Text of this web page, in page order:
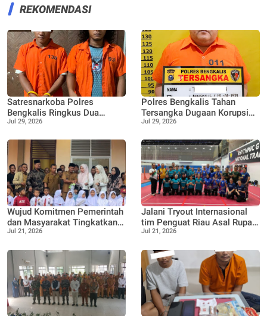
REKOMENDASI
Satresnarkoba Polres
Bengkalis Ringkus Dua
Terduga Pengedar Sabu Saat
Jul 29, 2026
Polres Bengkalis Tahan
Tersangka Dugaan Korupsi
Dana Satpol PP TA 2021–
Jul 29, 2026
Wujud Komitmen Pemerintah
dan Masyarakat Tingkatkan
Akses Pendidikan, Gedung
Resmikan
Jul 21, 2026
Jalani Tryout Internasional
tim Penguat Riau Asal Rupat
Desa Pangkalan Nyirih,
Jul 21, 2026